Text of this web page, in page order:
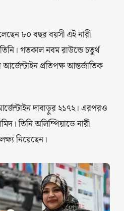
৮০ বছর বয়সী এই নারী
গতকাল নবম রাউন্ডে চতুর্থ
প্রতিপক্ষ আন্তর্জাতিক
দাবাড়ুর ২১৭২। এরপরও
তিনি অলিম্পিয়াডে নারী
নিয়েছেন।